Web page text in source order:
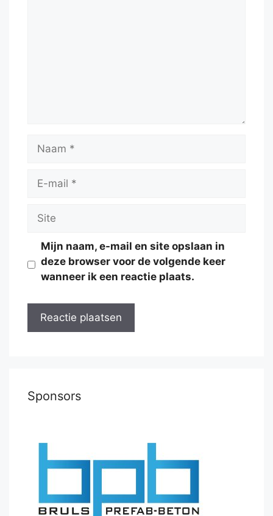
Naam
Site
Mijn naam, e-mail en site opslaan in
deze browser voor de volgende keer
wanneer ik een reactie plaats.
Sponsors